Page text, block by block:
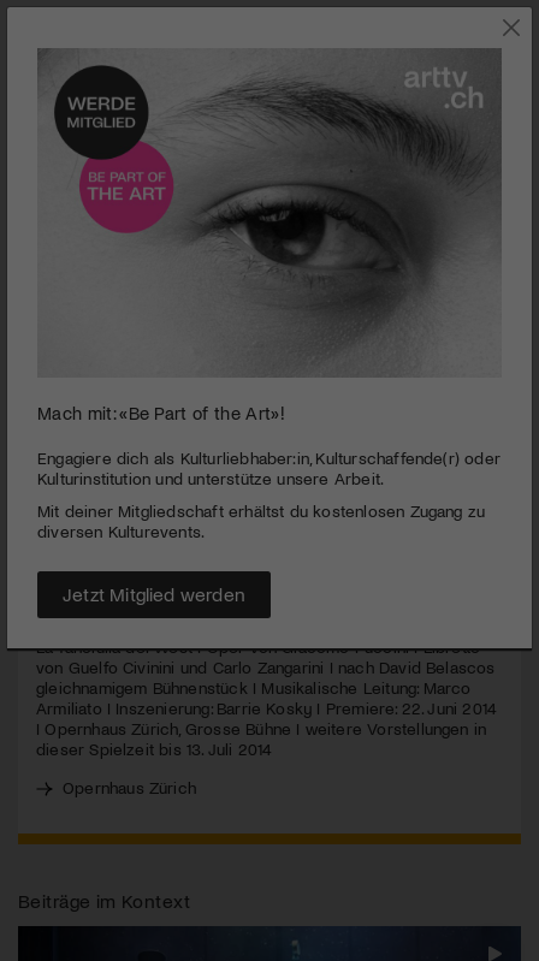
seconds
minutes,
seconds
Opernhaus Zürich I La Fanciulla del West
PUBLIZIERT AM 25. JUNI 2014
Inszenierung sorgt für Hochspannung bei der ersten
Western-Oper der Musikgeschichte.
MEHR
La fanciulla del West I Oper von Giacomo Puccini I Libretto
von Guelfo Civinini und Carlo Zangarini I nach David Belascos
gleichnamigem Bühnenstück I Musikalische Leitung: Marco
Armiliato I Inszenierung: Barrie Kosky I Premiere: 22. Juni 2014
I Opernhaus Zürich, Grosse Bühne I weitere Vorstellungen in
dieser Spielzeit bis 13. Juli 2014
Opernhaus Zürich
Beiträge im Kontext
Mach mit: «Be Part of the Art»!
Engagiere dich als Kulturliebhaber:in, Kulturschaffende(r) oder
Kulturinstitution und unterstütze unsere Arbeit.
Mit deiner Mitgliedschaft erhältst du kostenlosen Zugang zu
diversen Kulturevents.
Jetzt Mitglied werden